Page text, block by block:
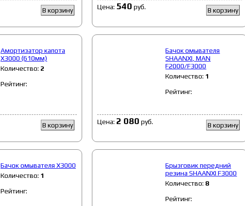
В корзину В корзину
Цена: 540 руб.
Амортизатор капота
X3000 (610мм)
Количество: 2
Рейтинг:
В корзину
Бачок омывателя
SHAANXI, MAN
F2000/F3000
Количество: 1
Рейтинг:
В корзину
Цена: 2 080 руб.
Бачок омывателя Х3000
Количество: 1
Рейтинг:
Брызговик передний
резина SHAANXI F3000
Количество: 8
Рейтинг: